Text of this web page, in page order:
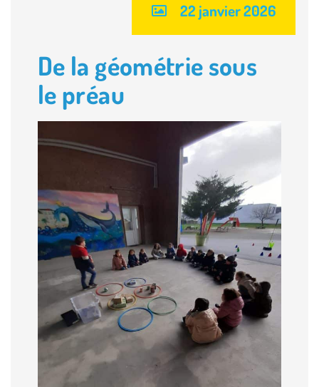
22 janvier 2026
De la géométrie sous
le préau